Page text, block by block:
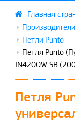
Петли Punto
Петля Punto
IN4200W SB
Петля